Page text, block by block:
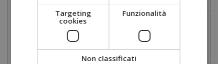
aggiornato
Targeting
cookies
Funzionalità
Non classificati